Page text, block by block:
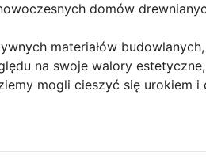
domów
materiałów
na swoje walory
mogli cieszyć się urokiem i